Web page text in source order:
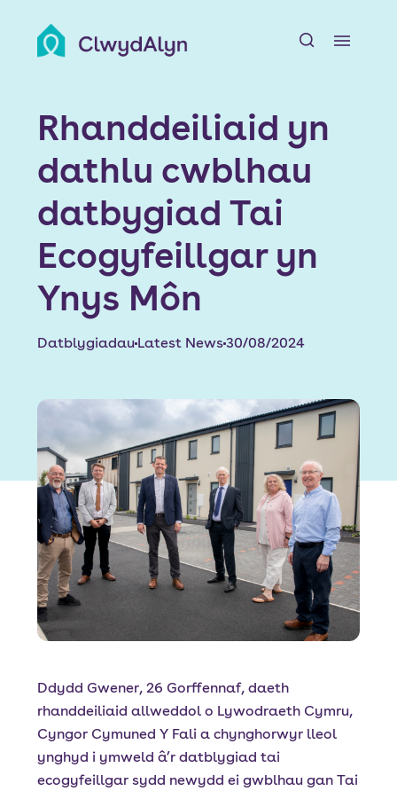
Amdanom ni
Adnoddau Preswylwyr
Chwiliwch am Gartref
Ein Datblygiadau
Newyddion a Digwyddiadau
Swyddi
Font size:
Language
Porth Preswylwyr Mewngofnodi Staff
Rhanddeiliaid yn
dathlu cwblhau
datbygiad Tai
Ecogyfeillgar yn
Ynys Môn
Datblygiadau Latest News30/08/2024
Ddydd Gwener, 26 Gorffennaf, daeth
rhanddeiliaid allweddol o Lywodraeth Cymru,
Cyngor Cymuned Y Fali a chynghorwyr lleol
ynghyd i ymweld â’r datblygiad tai
ecogyfeillgar sydd newydd ei gwblhau gan Tai